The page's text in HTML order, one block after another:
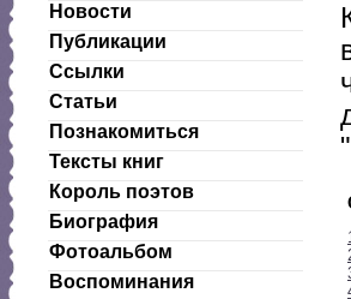
Новости
Публикации
Ссылки
Статьи
Познакомиться
Тексты книг
Король поэтов
Биография
Фотоальбом
Воспоминания